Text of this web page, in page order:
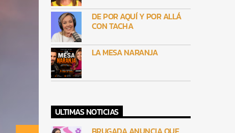
DE POR AQUÍ Y POR ALLÁ
CON TACHA
LA MESA NARANJA
ULTIMAS NOTICIAS